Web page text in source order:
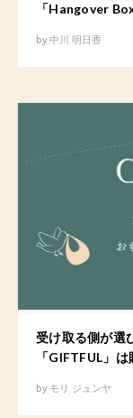
「Hangover
by 中川 明日香
受け取る側が選
「GIFTFUL」
by モリ ジュンヤ